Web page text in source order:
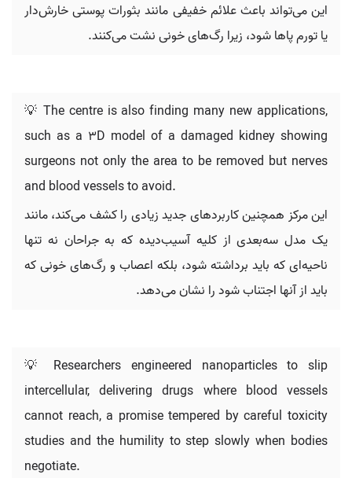
این می‌تواند باعث علائم خفیفی مانند بثورات پوستی خارش‌دار
یا تورم پاها شود، زیرا رگ‌های خونی نشت می‌کنند.
💡 The centre is also finding many new applications,
such as a 3D model of a damaged kidney showing
surgeons not only the area to be removed but nerves
and blood vessels to avoid.
این مرکز همچنین کاربردهای جدید زیادی را کشف می‌کند، مانند
یک مدل سه‌بعدی از کلیه آسیب‌دیده که به جراحان نه تنها
ناحیه‌ای که باید برداشته شود، بلکه اعصاب و رگ‌های خونی که
باید از آنها اجتناب شود را نشان می‌دهد.
💡 Researchers engineered nanoparticles to slip
intercellular, delivering drugs where blood vessels
cannot reach, a promise tempered by careful toxicity
studies and the humility to step slowly when bodies
negotiate.